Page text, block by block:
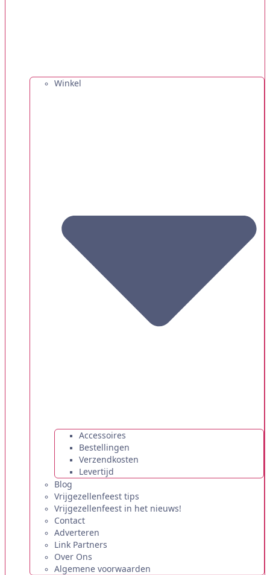
Winkel
Accessoires
Bestellingen
Verzendkosten
Levertijd
Blog
Vrijgezellenfeest tips
Vrijgezellenfeest in het nieuws!
Contact
Adverteren
Link Partners
Over Ons
Algemene voorwaarden